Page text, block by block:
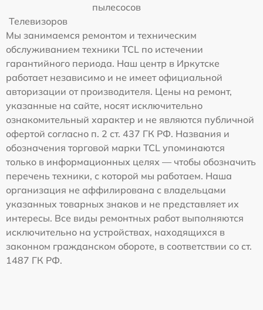
пылесосов
Телевизоров
Мы занимаемся ремонтом и техническим
обслуживанием техники TCL по истечении
гарантийного периода. Наш центр в Иркутске
работает независимо и не имеет официальной
авторизации от производителя. Цены на ремонт,
указанные на сайте, носят исключительно
ознакомительный характер и не являются публичной
офертой согласно п. 2 ст. 437 ГК РФ. Названия и
обозначения торговой марки TCL упоминаются
только в информационных целях — чтобы обозначить
перечень техники, с которой мы работаем. Наша
организация не аффилирована с владельцами
указанных товарных знаков и не представляет их
интересы. Все виды ремонтных работ выполняются
исключительно на устройствах, находящихся в
законном гражданском обороте, в соответствии со ст.
1487 ГК РФ.